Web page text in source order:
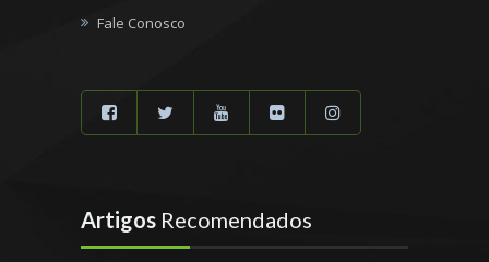
Fale Conosco
Artigos Recomendados